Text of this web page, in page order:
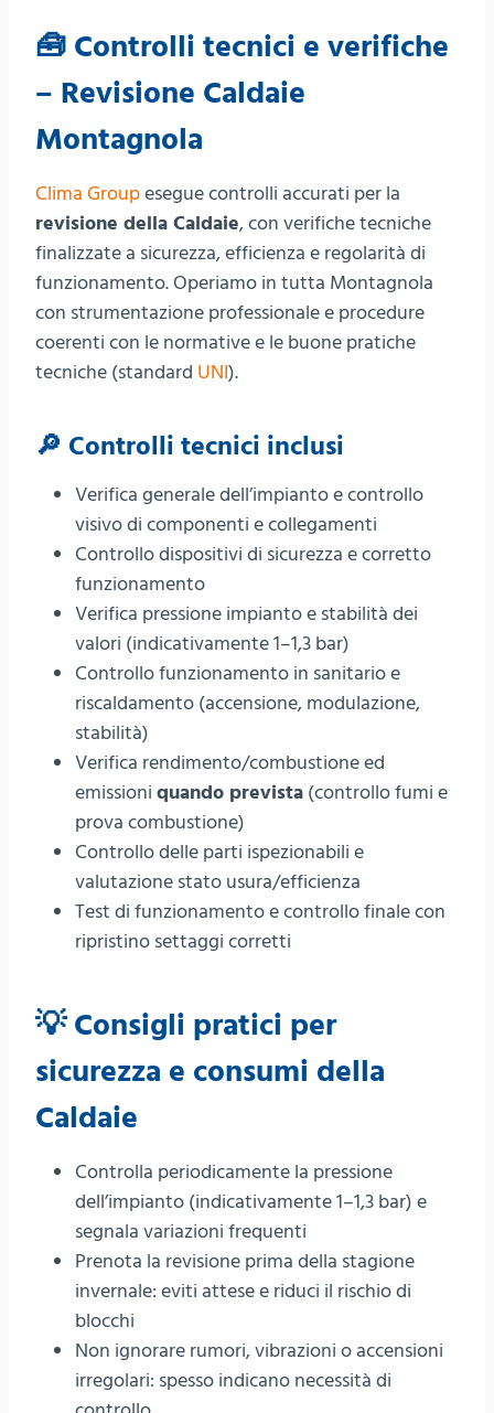
🧰 Controlli tecnici e verifiche
– Revisione Caldaie
Montagnola
Clima Groupesegue controlli accurati per la
revisione della Caldaie, con verifiche tecniche
finalizzate a sicurezza, efficienza e regolarità di
funzionamento. Operiamo in tutta Montagnola
con strumentazione professionale e procedure
coerenti con le normative e le buone pratiche
tecniche (standard UNI).
🔎 Controlli tecnici inclusi
Verifica generale dell’impianto e controllo
visivo di componenti e collegamenti
Controllo dispositivi di sicurezza e corretto
funzionamento
Verifica pressione impianto e stabilità dei
valori (indicativamente 1–1,3 bar)
Controllo funzionamento in sanitario e
riscaldamento (accensione, modulazione,
stabilità)
Verifica rendimento/combustione ed
emissioni quando prevista (controllo fumi e
prova combustione)
Controllo delle parti ispezionabili e
valutazione stato usura/efficienza
Test di funzionamento e controllo finale con
ripristino settaggi corretti
💡 Consigli pratici per
sicurezza e consumi della
Caldaie
Controlla periodicamente la pressione
dell’impianto (indicativamente 1–1,3 bar) e
segnala variazioni frequenti
Prenota la revisione prima della stagione
invernale: eviti attese e riduci il rischio di
blocchi
Non ignorare rumori, vibrazioni o accensioni
irregolari: spesso indicano necessità di